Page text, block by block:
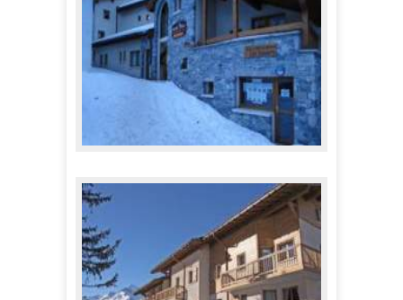
A partir de395,00 €